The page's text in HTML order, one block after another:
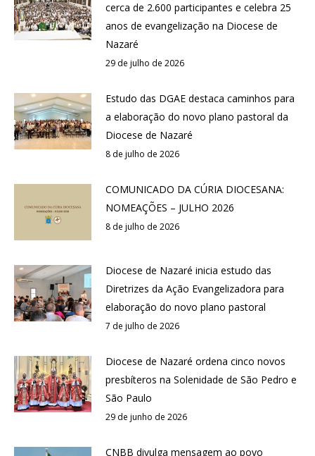
cerca de 2.600 participantes e celebra 25
anos de evangelização na Diocese de
Nazaré
29 de julho de 2026
Estudo das DGAE destaca caminhos para
a elaboração do novo plano pastoral da
Diocese de Nazaré
8 de julho de 2026
COMUNICADO DA CÚRIA DIOCESANA:
NOMEAÇÕES – JULHO 2026
8 de julho de 2026
Diocese de Nazaré inicia estudo das
Diretrizes da Ação Evangelizadora para
elaboração do novo plano pastoral
7 de julho de 2026
Diocese de Nazaré ordena cinco novos
presbíteros na Solenidade de São Pedro e
São Paulo
29 de junho de 2026
CNBB divulga mensagem ao povo